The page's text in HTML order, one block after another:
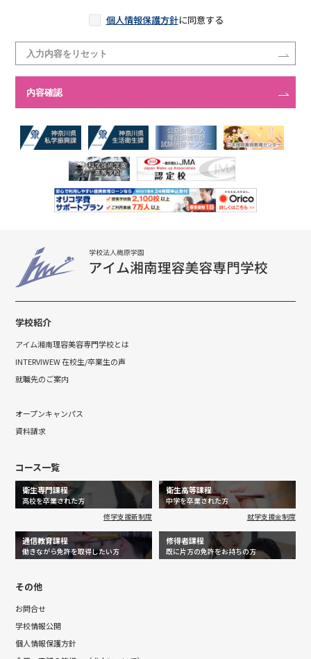
個人情報保護方針に同意する
学校紹介
アイム湘南理容美容専門学校とは
INTERVIWEW 在校生/卒業生の声
就職先のご案内
オープンキャンパス
資料請求
コース一覧
衛生専門課程
高校を卒業された方
修学支援新制度
衛生高等課程
中学を卒業された方
就学支援金制度
通信教育課程
働きながら免許を取得したい方
修得者課程
既に片方の免許をお持ちの方
その他
お問合せ
学校情報公開
個人情報保護方針